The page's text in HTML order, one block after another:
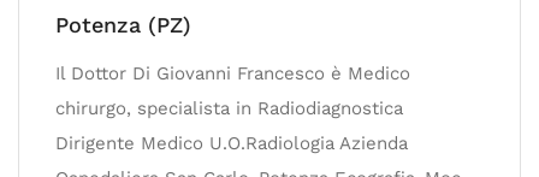
Potenza (PZ)
Il Dottor Di Giovanni Francesco è Medico
chirurgo, specialista in Radiodiagnostica
Dirigente Medico U.O.Radiologia Azienda